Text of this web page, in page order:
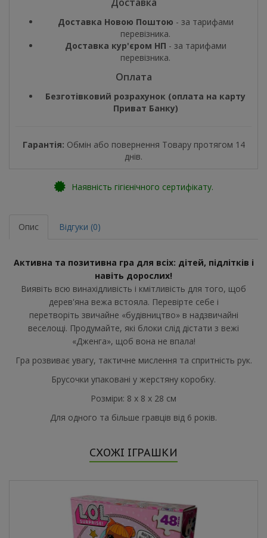
Доставка Новою Поштою - за тарифами
перевізника.
Доставка кур'єром НП - за тарифами
перевізника.
Оплата
Безготівковий розрахунок (оплата на карту
Приват Банку)
Гарантія: Обмін або повернення Товару протягом 14
днів.
Наявність гігієнічного сертифікату.
Опис Відгуки (0)
Активна та позитивна гра для всіх: дітей, підлітків і
навіть дорослих!
Виявіть всю винахідливість і кмітливість для того, щоб
дерев'яна вежа встояла. Перевірте себе і
перетворіть звичайне «будівництво» в надзвичайні
веселощі. Продумайте, які блоки слід дістати з вежі
«Дженга», щоб вона не впала!
Гра розвиває увагу, тактичне мислення та спритність рук.
Брусочки упаковані у жерстяну коробку.
Розміри: 8 x 8 x 28 см
Для одного та більше гравців від 6 років.
СХОЖІ ІГРАШКИ